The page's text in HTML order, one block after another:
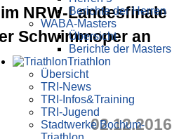
Berichte der Herren
WABA-Masters
Übersicht
Berichte der Masters
Triathlon
Übersicht
TRI-News
TRI-Infos&Training
TRI-Jugend
Stadtwerke Bochum-
NRW-Landesfinale
Schwimmoper an
02.12.2016